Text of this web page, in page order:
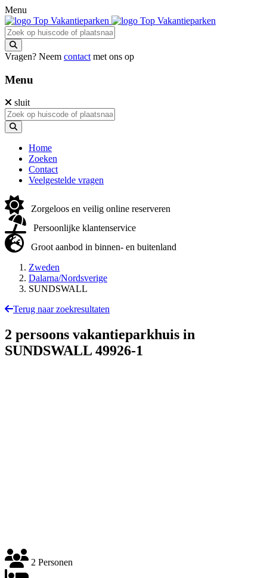
Menu
Vragen? Neem contact met ons op
Menu
sluit
Home
Zoeken
Contact
Veelgestelde vragen
Zorgeloos en veilig online reserveren
Persoonlijke klantenservice
Groot aanbod in binnen- en buitenland
Zweden
Dalarna/Nordsverige
SUNDSWALL
Terug naar zoekresultaten
2 persoons vakantieparkhuis in
SUNDSWALL 49926-1
2 Personen